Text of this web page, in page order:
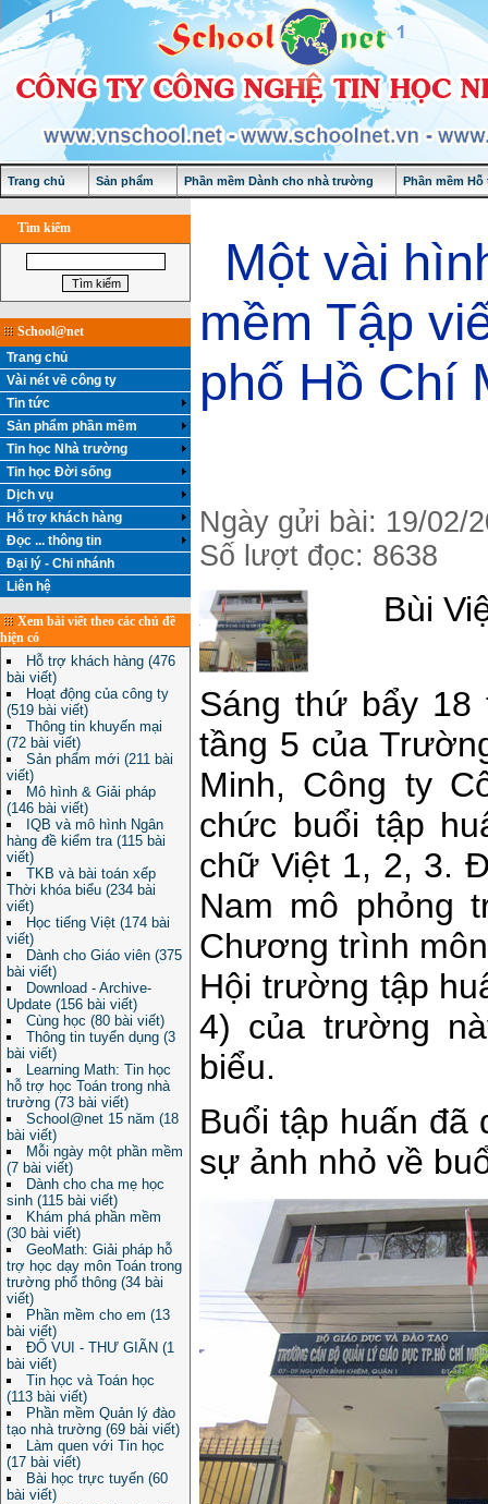
Trang chủ Sản phẩm Phần mềm Dành cho nhà trường Phần mềm
Tìm kiếm
School@net
Trang chủ
Vài nét về công ty
Tin tức
Sản phẩm phần mềm
Tin học Nhà trường
Tin học Đời sống
Dịch vụ
Hỗ trợ khách hàng
Đọc ... thông tin
Đại lý - Chi nhánh
Liên hệ
Xem bài viết theo các chủ đề
hiện có
Hỗ trợ khách hàng (476
bài viết)
Hoạt động của công ty
(519 bài viết)
Thông tin khuyến mại
(72 bài viết)
Sản phẩm mới (211 bài
viết)
Mô hình & Giải pháp
(146 bài viết)
IQB và mô hình Ngân
hàng đề kiểm tra (115 bài
viết)
TKB và bài toán xếp
Thời khóa biểu (234 bài
viết)
Học tiếng Việt (174 bài
viết)
Dành cho Giáo viên (375
bài viết)
Download - Archive-
Update (156 bài viết)
Cùng học (80 bài viết)
Thông tin tuyển dụng (3
bài viết)
Learning Math: Tin học
hỗ trợ học Toán trong nhà
trường (73 bài viết)
School@net 15 năm (18
bài viết)
Mỗi ngày một phần mềm
(7 bài viết)
Dành cho cha mẹ học
sinh (115 bài viết)
Khám phá phần mềm
(30 bài viết)
GeoMath: Giải pháp hỗ
trợ học dạy môn Toán trong
trường phổ thông (34 bài
viết)
Phần mềm cho em (13
bài viết)
ĐỐ VUI - THƯ GIÃN (1
bài viết)
Tin học và Toán học
(113 bài viết)
Phần mềm Quản lý đào
tạo nhà trường (69 bài viết)
Làm quen với Tin học
(17 bài viết)
Bài học trực tuyến (60
bài viết)
Một vài
mềm Tập
phố Hồ Chí
Ngày gửi bài: 19/02/
Số lượt đọc: 8638
Bùi
Sáng thứ bẩy 18
tầng 5 của
Minh, Công ty
chức buổi tập
chữ Việt 1, 2, 3.
Nam mô phỏng
Chương trình
Hội trường tập
4) của trường
biểu.
Buổi tập huấn đã
sự ảnh nhỏ về